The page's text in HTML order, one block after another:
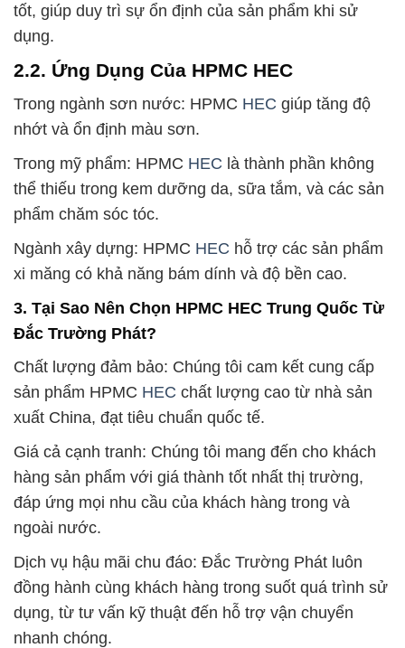
tốt, giúp duy trì sự ổn định của sản phẩm khi sử
dụng.
2.2. Ứng Dụng Của HPMC HEC
Trong ngành sơn nước: HPMC HEC giúp tăng độ
nhớt và ổn định màu sơn.
Trong mỹ phẩm: HPMC HEC là thành phần không
thể thiếu trong kem dưỡng da, sữa tắm, và các sản
phẩm chăm sóc tóc.
Ngành xây dựng: HPMC HEC hỗ trợ các sản phẩm
xi măng có khả năng bám dính và độ bền cao.
3. Tại Sao Nên Chọn HPMC HEC Trung Quốc Từ
Đắc Trường Phát?
Chất lượng đảm bảo: Chúng tôi cam kết cung cấp
sản phẩm HPMC HEC chất lượng cao từ nhà sản
xuất China, đạt tiêu chuẩn quốc tế.
Giá cả cạnh tranh: Chúng tôi mang đến cho khách
hàng sản phẩm với giá thành tốt nhất thị trường,
đáp ứng mọi nhu cầu của khách hàng trong và
ngoài nước.
Dịch vụ hậu mãi chu đáo: Đắc Trường Phát luôn
đồng hành cùng khách hàng trong suốt quá trình sử
dụng, từ tư vấn kỹ thuật đến hỗ trợ vận chuyển
nhanh chóng.